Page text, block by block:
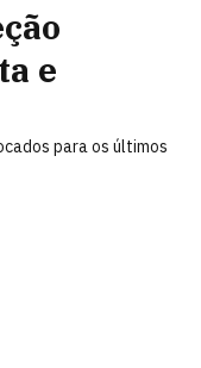
e
para os últimos